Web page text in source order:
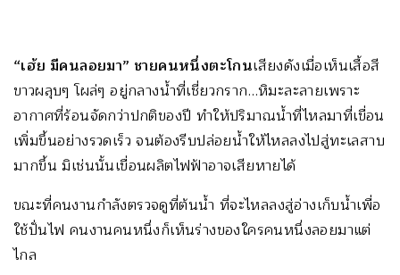
“เฮ้ย มีคนลอยมา” ชายคนหนึ่งตะโกนเสียงดังเมื่อเห็นเสื้อสี
ขาวผลุบๆ โผล่ๆ อยู่กลางน้ำที่เชี่ยวกราก…หิมะละลายเพราะ
อากาศที่ร้อนจัดกว่าปกติของปี ทำให้ปริมาณน้ำที่ไหลมาที่เขื่อน
เพิ่มขึ้นอย่างรวดเร็ว จนต้องรีบปล่อยน้ำให้ไหลลงไปสู่ทะเลสาบ
มากขึ้น มิเช่นนั้นเขื่อนผลิตไฟฟ้าอาจเสียหายได้
ขณะที่คนงานกำลังตรวจดูที่ต้นน้ำ ที่จะไหลลงสู่อ่างเก็บน้ำเพื่อ
ใช้ปั่นไฟ คนงานคนหนึ่งก็เห็นร่างของใครคนหนึ่งลอยมาแต่
ไกล